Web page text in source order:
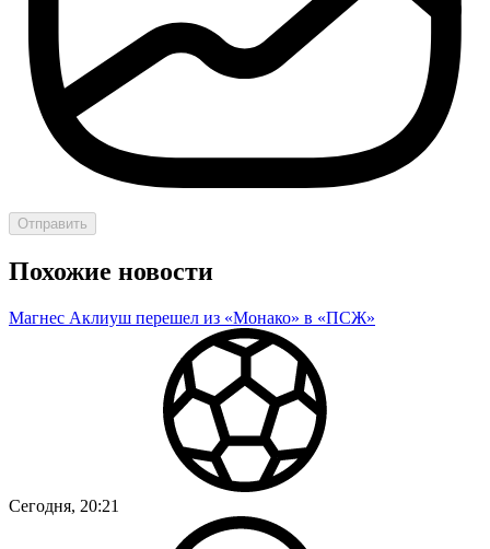
Отправить
Похожие новости
Магнес Аклиуш перешел из «Монако» в «ПСЖ»
Сегодня, 20:21